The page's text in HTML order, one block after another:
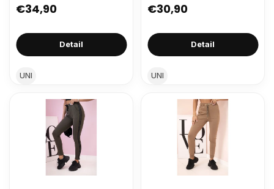
€34,90
Detail
UNI
€30,90
Detail
UNI